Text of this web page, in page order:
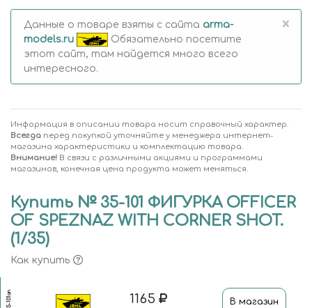
Данные о товаре взяты с сайта arma-
models.ru
Обязательно посетите
этот сайт, там найдется много всего
интересного.
×
Информация в описании товара носит справочный характер.
Всегда перед покупкой уточняйте у менеджера интернет-
магазина характеристики и комплектацию товара.
Внимание! В связи с различными акциями и программами
магазинов, конечная цена продукта может меняться.
Купить № 35-101 ФИГУРКА OFFICER
OF SPEZNAZ WITH CORNER SHOT.
(1/35)
Как купить
35-101an 1165 В магазин